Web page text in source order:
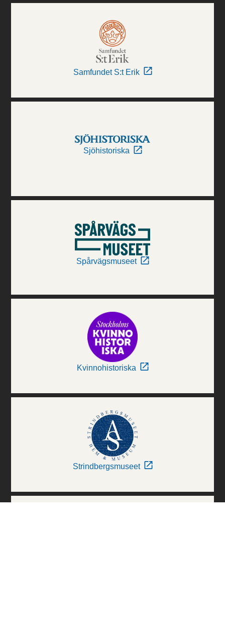
Samfundet S:t Erik
Sjöhistoriska
Spårvägsmuseet
Kvinnohistoriska
Strindbergsmuseet